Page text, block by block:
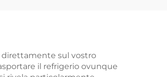
Intelligente IP44
direttamente sul vostro
il refrigerio ovunque